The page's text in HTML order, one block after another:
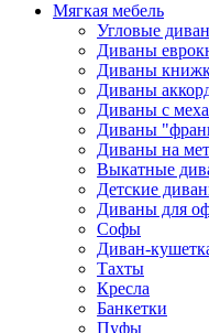
Мягкая мебель
Угловые
Диваны
Диваны
Диваны
Диваны с
Диваны
Диваны на
Выкатные
Детские
Диваны для
Софы
Диван-
Тахты
Кресла
Банкетки
Пуфы